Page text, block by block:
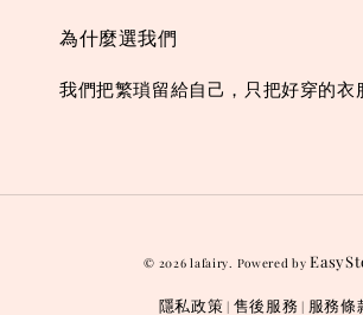
為什麼選我們
我們把繁瑣留給自己，只把好穿的衣
© 2026 lafairy. Powered by
隱私政策 | 售後服務 | 服務條